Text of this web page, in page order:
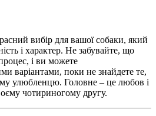
вибір для вашої собаки, який
і характер. Не забувайте, що
і ви можете
варіантами, поки не знайдете те,
улюбленцю. Головне – це любов і
чотириногому другу.